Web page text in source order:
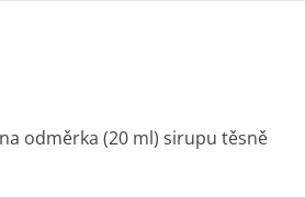
odměrka (20 ml) sirupu těsně